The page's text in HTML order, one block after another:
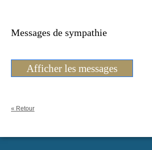
Messages de sympathie
Afficher les messages
« Retour